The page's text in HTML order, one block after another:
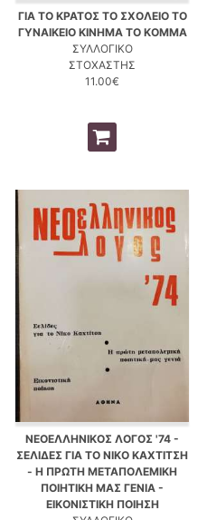
ΓΙΑ ΤΟ ΚΡΑΤΟΣ ΤΟ ΣΧΟΛΕΙΟ ΤΟ
ΓΥΝΑΙΚΕΙΟ ΚΙΝΗΜΑ ΤΟ ΚΟΜΜΑ
ΣΥΛΛΟΓΙΚΟ
ΣΤΟΧΑΣΤΗΣ
11.00€
ΝΕΟΕΛΛΗΝΙΚΟΣ ΛΟΓΟΣ '74 -
ΣΕΛΙΔΕΣ ΓΙΑ ΤΟ ΝΙΚΟ ΚΑΧΤΙΤΣΗ
- Η ΠΡΩΤΗ ΜΕΤΑΠΟΛΕΜΙΚΗ
ΠΟΙΗΤΙΚΗ ΜΑΣ ΓΕΝΙΑ -
ΕΙΚΟΝΙΣΤΙΚΗ ΠΟΙΗΣΗ